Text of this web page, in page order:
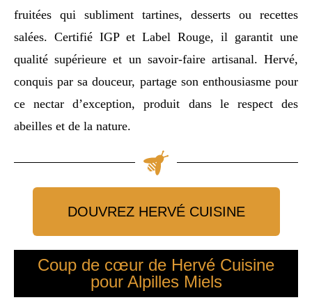
fruitées qui subliment tartines, desserts ou recettes
salées. Certifié IGP et Label Rouge, il garantit une
qualité supérieure et un savoir-faire artisanal. Hervé,
conquis par sa douceur, partage son enthousiasme pour
ce nectar d’exception, produit dans le respect des
abeilles et de la nature.
DOUVREZ HERVÉ CUISINE
Coup de cœur de Hervé Cuisine
pour Alpilles Miels